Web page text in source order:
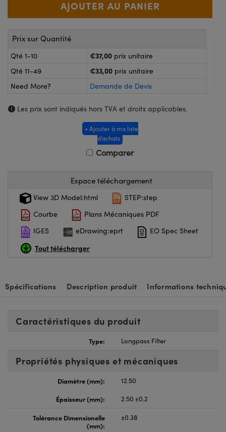
: Caméras
Optiques Lightpath
Optiques de SCHOTT
Prix sur Quantité
Qté 1-10 €37,00 prix unitaire
Qté 11-49
€33,00 prix unitaire
Need More?
Demande de Devis
Les prix sont indiqués hors TVA et droits applicables.
+ Ajouter à ma liste
d’achats
Comparer
Espace téléchargement
View 3D Model:html
STEP:step
Courbe
Plans Mécaniques PDF
IGES
eDrawing:eprt EO Spec Sheet
Tout télécharger
Spécifications Description produit Informations
Caractéristiques du produit
Type: Longpass Filter
Propriétés physiques et mécaniques
Diamètre (mm):
12.50
Épaisseur (mm):
2.50 ±0.2
Tolérance Dimensionelle
(mm):
±0.38